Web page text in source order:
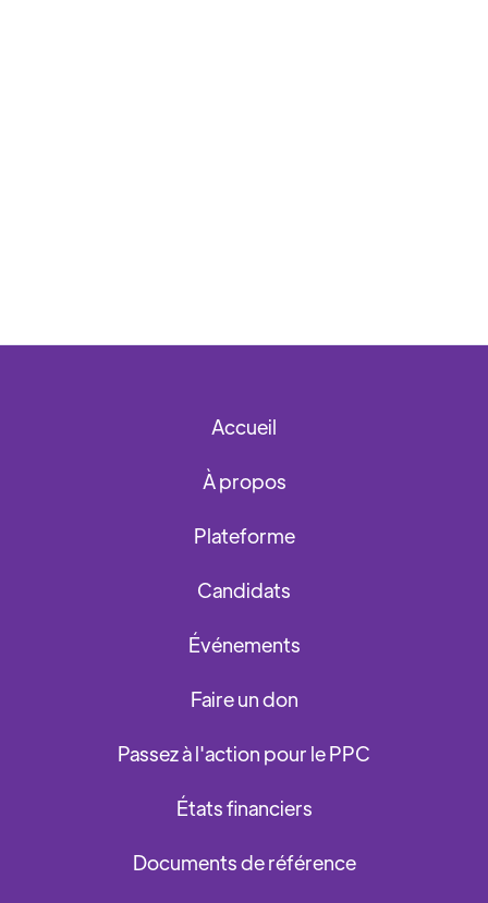
Accueil
À propos
Plateforme
Candidats
Événements
Faire un don
Passez à l'action pour le PPC
États financiers
Documents de référence